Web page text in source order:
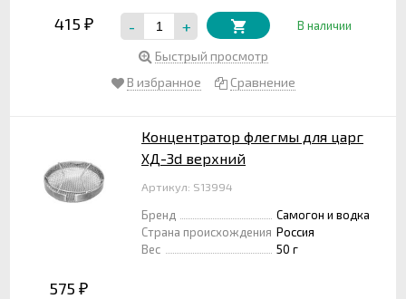
415 ₽ - + В наличии
Быстрый просмотр
В избранное
Сравнение
Концентратор флегмы для царг
ХД-3d верхний
Артикул: S13994
Бренд
Самогон и водка
Страна происхождения Россия
Вес
50 г
575 ₽